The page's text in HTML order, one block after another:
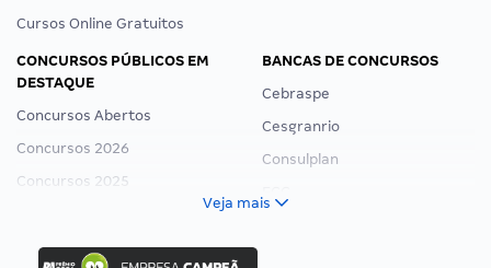
Cursos Online Gratuitos
CONCURSOS PÚBLICOS EM
DESTAQUE
Concursos Abertos
Concursos 2026
Concursos 2025
Concurso Ibama
BANCAS DE CONCURSOS
Cebraspe
Cesgranrio
Consulplan
Veja mais